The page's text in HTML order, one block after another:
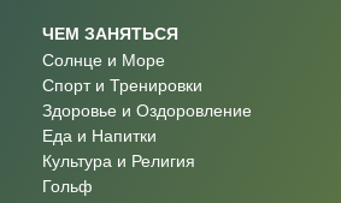
ЧЕМ ЗАНЯТЬСЯ
Солнце и Море
Спорт и Тренировки
Здоровье и Оздоровление
Еда и Напитки
Культура и Религия
Гольф